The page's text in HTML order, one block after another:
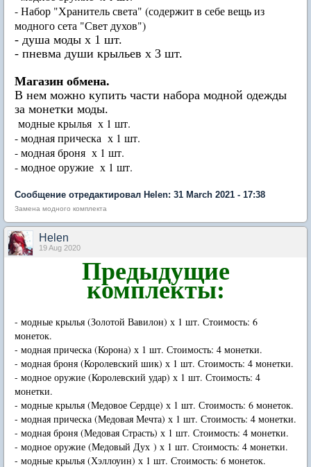
- Набор "Хранитель света" (содержит в себе вещь из
модного сета "Свет духов")
- душа моды х 1 шт.
- пневма души крыльев х 3 шт.
Магазин обмена.
В нем можно купить части набора модной одежды
за монетки моды.
модные крылья х 1 шт.
- модная прическа х 1 шт.
- модная броня х 1 шт.
- модное оружие х 1 шт.
Сообщение отредактировал Нelen: 31 March 2021 - 17:38
Замена модного комплекта
Нelen
19 Aug 2020
Предыдущие
комплекты:
- модные крылья (Золотой Вавилон) х 1 шт. Стоимость: 6
монеток.
- модная прическа (Корона) х 1 шт. Стоимость: 4 монетки.
- модная броня (Королевский шик) х 1 шт. Стоимость: 4 монетки.
- модное оружие (Королевский удар) х 1 шт. Стоимость: 4
монетки.
- модные крылья (Медовое Сердце) х 1 шт. Стоимость: 6 монеток.
- модная прическа (Медовая Мечта) х 1 шт. Стоимость: 4 монетки.
- модная броня (Медовая Страсть) х 1 шт. Стоимость: 4 монетки.
- модное оружие (Медовый Дух ) х 1 шт. Стоимость: 4 монетки.
- модные крылья (Хэллоуин) х 1 шт. Стоимость: 6 монеток.